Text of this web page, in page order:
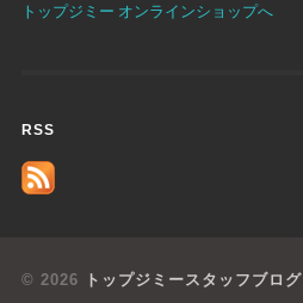
トップジミー オンラインショップへ
RSS
© 2026 トップジミースタッフブログ